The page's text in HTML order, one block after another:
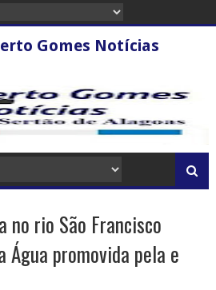
Gomes Notícias
no rio São Francisco
Água promovida pela e